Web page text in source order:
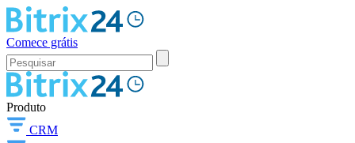
Comece grátis
Produto
CRM